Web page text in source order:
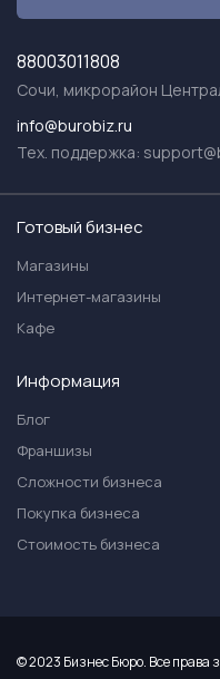
88003011808
Сочи, микрорайон
info@burobiz.ru
Тех. поддержка:
Готовый бизнес
Магазины
Интернет-магазины
Кафе
Информация
Блог
Франшизы
Сложности бизнеса
Покупка бизнеса
Стоимость бизнеса
© 2023 Бизнес Бюро. Все права